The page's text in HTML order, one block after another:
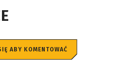
ABY KOMENTOWAĆ